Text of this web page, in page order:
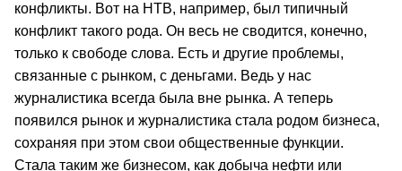
конфликты. Вот на НТВ, например, был типичный
конфликт такого рода. Он весь не сводится, конечно,
только к свободе слова. Есть и другие проблемы,
связанные с рынком, с деньгами. Ведь у нас
журналистика всегда была вне рынка. А теперь
появился рынок и журналистика стала родом бизнеса,
сохраняя при этом свои общественные функции.
Стала таким же бизнесом, как добыча нефти или